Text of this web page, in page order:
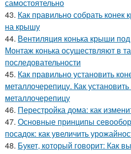
самостоятельно
43. Как правильно собрать
на крышу
44. Вентиляция конька крыши
Монтаж конька осуществляют в
последовательности
45. Как правильно установить
металлочерепицу. Как
металлочерепицу
46. Перестройка дома: как
47. Основные принципы
посадок: как увеличить
48. Букет, который говорит: Как